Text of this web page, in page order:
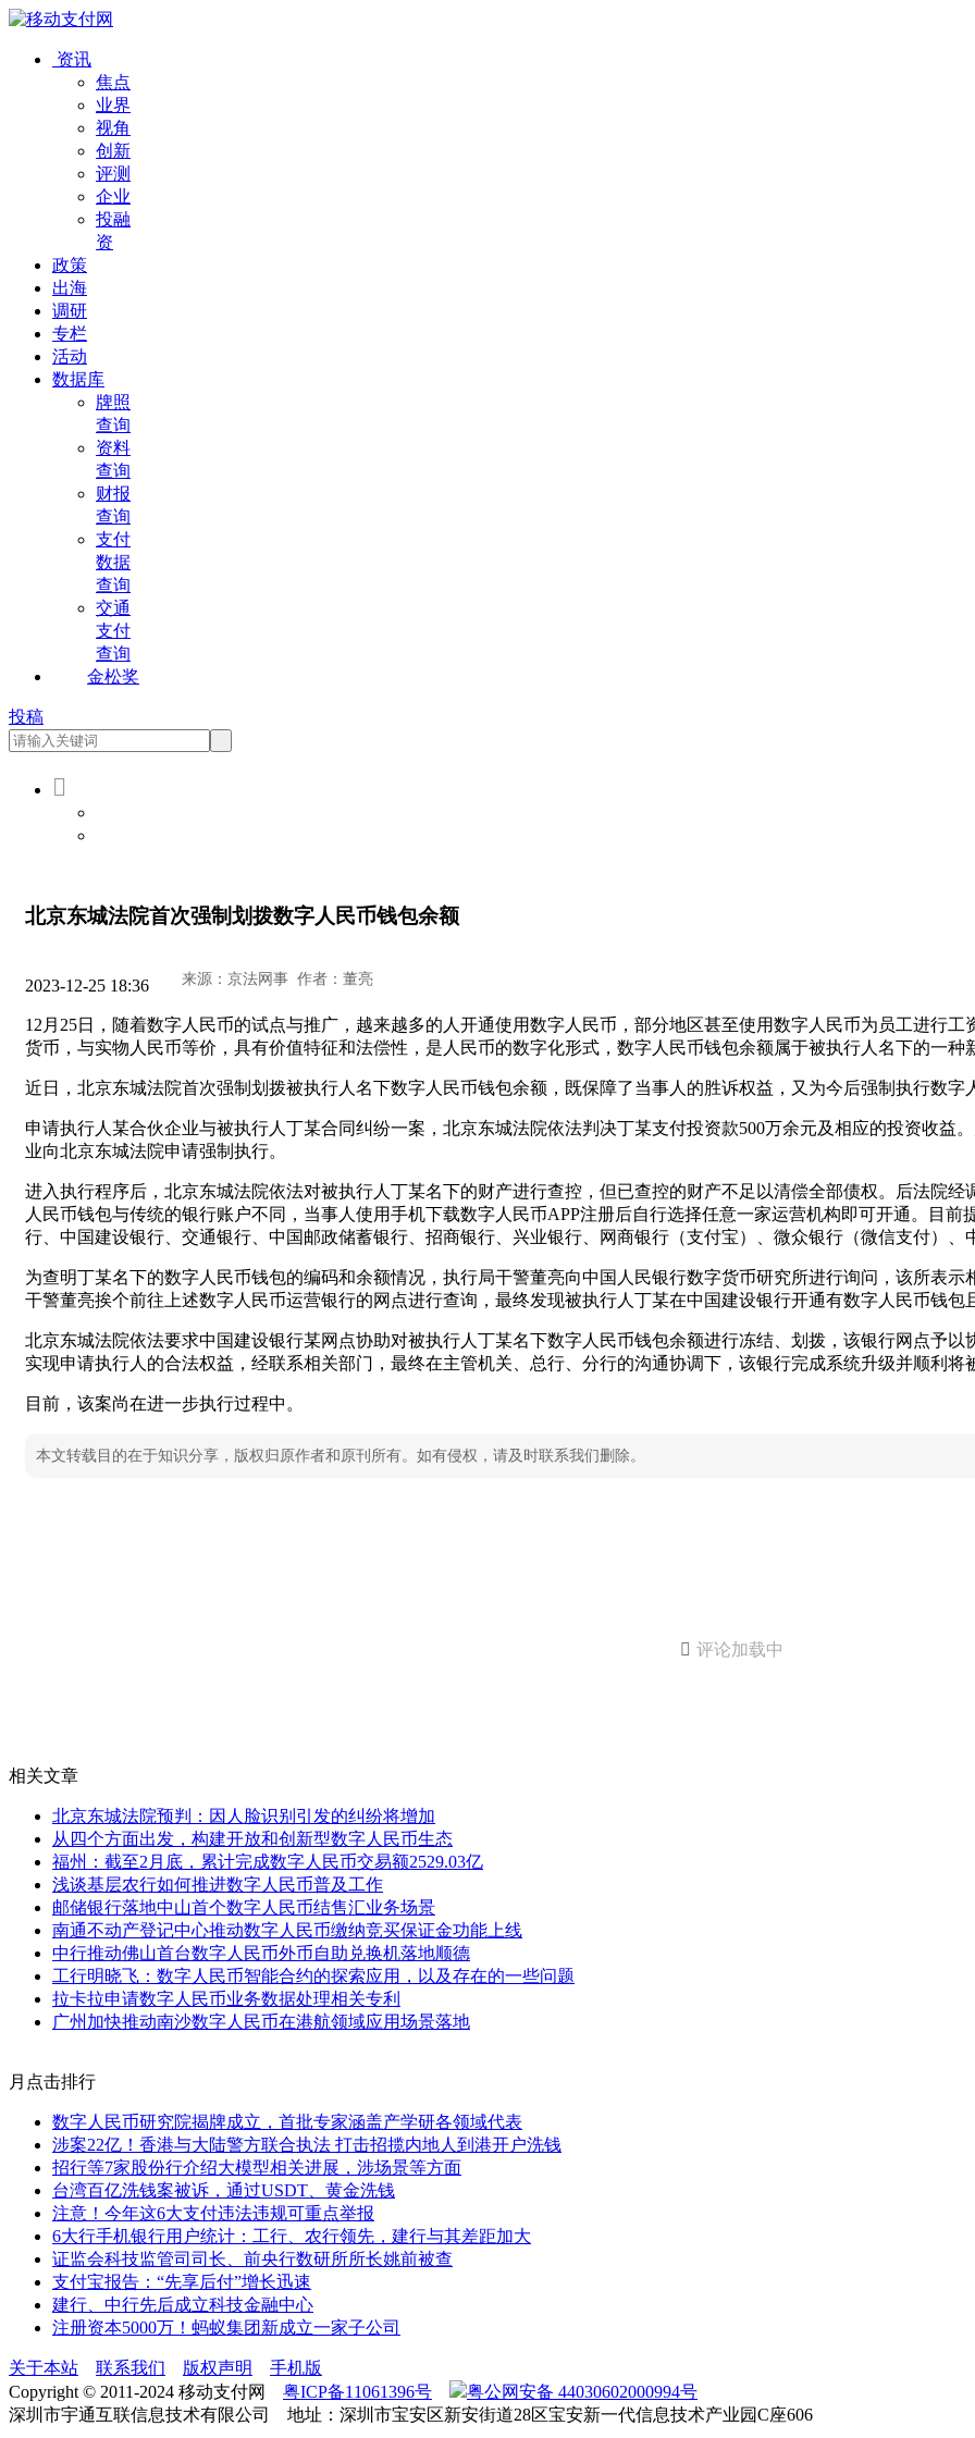
资讯
焦点
业界
视角
创新
评测
企业
投融
资
政策
出海
调研
专栏
活动
数据库
牌照
查询
资料
查询
财报
查询
支付
数据
查询
交通
支付
查询
金松奖
投稿

北京东城法院首次强制划拨数字人民币钱包余额
2023-12-25 18:36
12月25日，随着数字人民币的试点与推广，越来越多的人开通使用数字人民币，部分地区甚至使用数字人民币为员工进行
货币，与实物人民币等价，具有价值特征和法偿性，是人民币的数字化形式，数字人民币钱包余额属于被执行人名下的一种
近日，北京东城法院首次强制划拨被执行人名下数字人民币钱包余额，既保障了当事人的胜诉权益，又为今后强制执行数字
申请执行人某合伙企业与被执行人丁某合同纠纷一案，北京东城法院依法判决丁某支付投资款500万余元及相应的投资收益
业向北京东城法院申请强制执行。
进入执行程序后，北京东城法院依法对被执行人丁某名下的财产进行查控，但已查控的财产不足以清偿全部债权。后法院
人民币钱包与传统的银行账户不同，当事人使用手机下载数字人民币APP注册后自行选择任意一家运营机构即可开通。目
行、中国建设银行、交通银行、中国邮政储蓄银行、招商银行、兴业银行、网商银行（支付宝）、微众银行（微信支付）、
为查明丁某名下的数字人民币钱包的编码和余额情况，执行局干警董亮向中国人民银行数字货币研究所进行询问，该所表
干警董亮挨个前往上述数字人民币运营银行的网点进行查询，最终发现被执行人丁某在中国建设银行开通有数字人民币钱包
北京东城法院依法要求中国建设银行某网点协助对被执行人丁某名下数字人民币钱包余额进行冻结、划拨，该银行网点予
实现申请执行人的合法权益，经联系相关部门，最终在主管机关、总行、分行的沟通协调下，该银行完成系统升级并顺利将
目前，该案尚在进一步执行过程中。
本文转载目的在于知识分享，版权归原作者和原刊所有。如有侵权，请及时联系我们删除。
 评论加载中
相关文章
北京东城法院预判：因人脸识别引发的纠纷将增加
从四个方面出发，构建开放和创新型数字人民币生态
福州：截至2月底，累计完成数字人民币交易额2529.03亿
浅谈基层农行如何推进数字人民币普及工作
邮储银行落地中山首个数字人民币结售汇业务场景
南通不动产登记中心推动数字人民币缴纳竞买保证金功能上线
中行推动佛山首台数字人民币外币自助兑换机落地顺德
工行明晓飞：数字人民币智能合约的探索应用，以及存在的一些问题
拉卡拉申请数字人民币业务数据处理相关专利
广州加快推动南沙数字人民币在港航领域应用场景落地
月点击排行
数字人民币研究院揭牌成立，首批专家涵盖产学研各领域代表
涉案22亿！香港与大陆警方联合执法 打击招揽内地人到港开户洗钱
招行等7家股份行介绍大模型相关进展，涉场景等方面
台湾百亿洗钱案被诉，通过USDT、黄金洗钱
注意！今年这6大支付违法违规可重点举报
6大行手机银行用户统计：工行、农行领先，建行与其差距加大
证监会科技监管司司长、前央行数研所所长姚前被查
支付宝报告：“先享后付”增长迅速
建行、中行先后成立科技金融中心
注册资本5000万！蚂蚁集团新成立一家子公司
关于本站 联系我们 版权声明
手机版
Copyright © 2011-2024 移动支付网 粤ICP备11061396号
粤公网安备 44030602000994号
深圳市宇通互联信息技术有限公司 地址：深圳市宝安区新安街道28区宝安新一代信息技术产业园C座606